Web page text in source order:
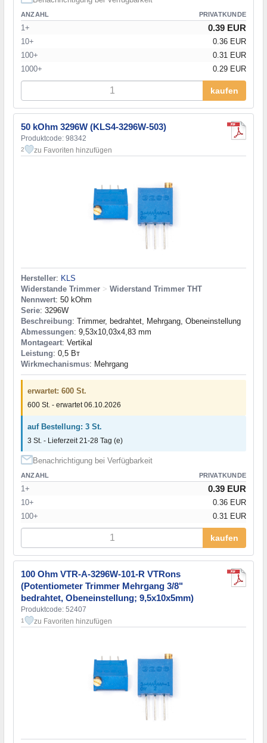
ANZAHL PRIVATKUNDE
1+ 0.39 EUR
10+
0.36 EUR
100+
0.31 EUR
1000+
0.29 EUR
kaufen
50 kOhm 3296W (KLS4-3296W-503)
Produktcode: 98342
2 zu Favoriten hinzufügen
Hersteller: KLS
Widerstande Trimmer > Widerstand Trimmer THT
Nennwert: 50 kOhm
Serie: 3296W
Beschreibung: Trimmer, bedrahtet, Mehrgang, Obeneinstellung
Abmessungen: 9,53x10,03x4,83 mm
Montageart: Vertikal
Leistung: 0,5 Вт
Wirkmechanismus: Mehrgang
erwartet: 600 St.
600 St. - erwartet 06.10.2026
auf Bestellung: 3 St.
3 St. - Lieferzeit 21-28 Tag (e)
Benachrichtigung bei Verfügbarkeit
ANZAHL PRIVATKUNDE
1+ 0.39 EUR
10+
0.36 EUR
100+
0.31 EUR
kaufen
100 Ohm VTR-A-3296W-101-R VTRons
(Potentiometer Trimmer Mehrgang 3/8"
bedrahtet, Obeneinstellung; 9,5x10x5mm)
Produktcode: 52407
1 zu Favoriten hinzufügen